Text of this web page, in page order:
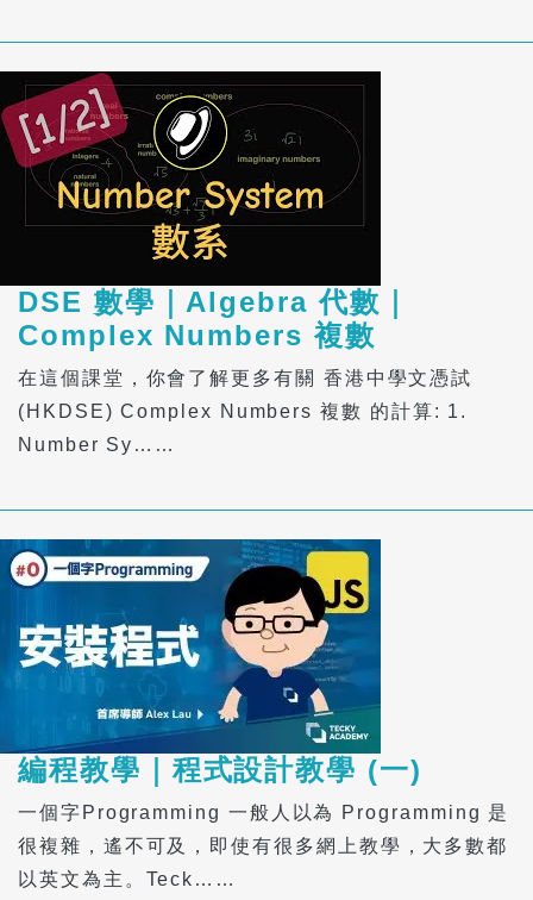
DSE 數學｜Algebra 代數｜
Complex Numbers 複數
在這個課堂，你會了解更多有關 香港中學文憑試
(HKDSE) Complex Numbers 複數 的計算: 1.
Number Sy……
編程教學｜程式設計教學 (一)
一個字Programming 一般人以為 Programming 是
很複雜，遙不可及，即使有很多網上教學，大多數都
以英文為主。Teck……